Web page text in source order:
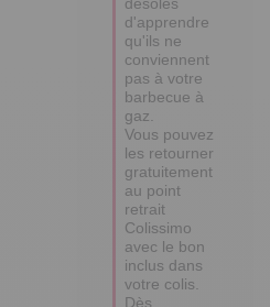
d'apprendre
qu'ils ne
conviennent
pas à votre
barbecue à
gaz.
Vous pouvez
les retourner
gratuitement
au point
retrait
Colissimo
avec le bon
inclus dans
votre colis.
Dès